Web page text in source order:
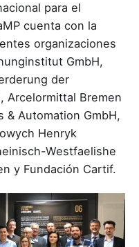
para el
cuenta con la
organizaciones
GmbH,
der
Arcelormittal Bremen
& Automation GmbH,
Henryk
Westfaelishe
y Fundación Cartif.